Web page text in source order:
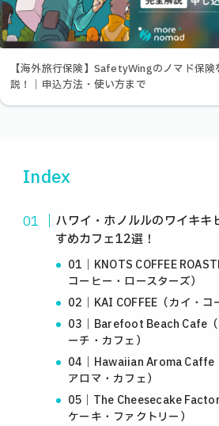
【海外旅行保険】SafetyWingのノマド保
説！｜申込方法・使い方まで
Index
ハワイ・ホノルルのワイキキ
すめカフェ12選！
01｜KNOTS COFFEE
コーヒー・ロースターズ）
02｜KAI COFFEE（カイ・コ
03｜Barefoot Beach Cafe（
ーチ・カフェ）
04｜Hawaiian Aroma Caffe
アロマ・カフェ）
05｜The Cheesecake
ケーキ・ファクトリー）